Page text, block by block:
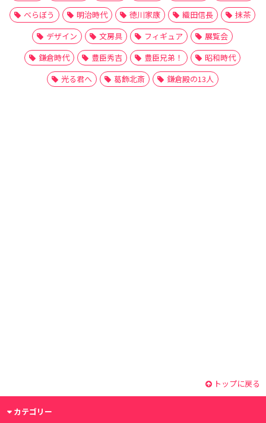
べらぼう
明治時代 徳川家康 織田信長
抹茶
デザイン
文房具 フィギュア
展覧会
鎌倉時代
豊臣秀吉 豊臣兄弟！
昭和時代
光る君へ
葛飾北斎 鎌倉殿の13人
トップに戻る
カテゴリー